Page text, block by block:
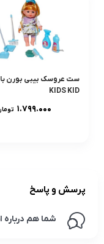
ست عروسک بیبی بورن با
KIDS KID
۱.۷۹۹.۰۰۰
پرسش و پاسخ
شما هم درباره